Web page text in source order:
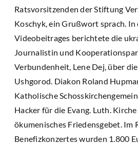
Ratsvorsitzenden der Stiftung
Koschyk, ein Grußwort sprach. In
Videobeitrages berichtete die
Journalistin und
Verbundenheit, Lene Dej, über
Ushgorod. Diakon Roland
Katholische
Hacker für die Evang. Luth.
ökumenisches Friedensgebet. Im
Benefizkonzertes wurden 1.800